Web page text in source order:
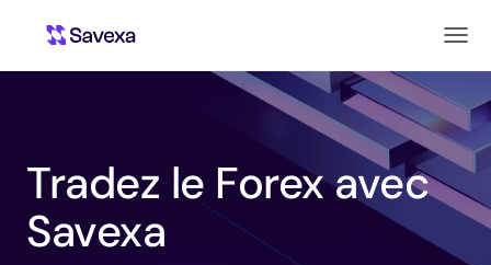
Tradez le Forex avec
Savexa